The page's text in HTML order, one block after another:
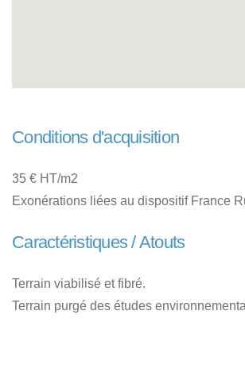
Conditions d'acquisition
35 € HT/m2
Exonérations liées au dispositif France
Caractéristiques / Atouts
Terrain viabilisé et fibré.
Terrain purgé des études